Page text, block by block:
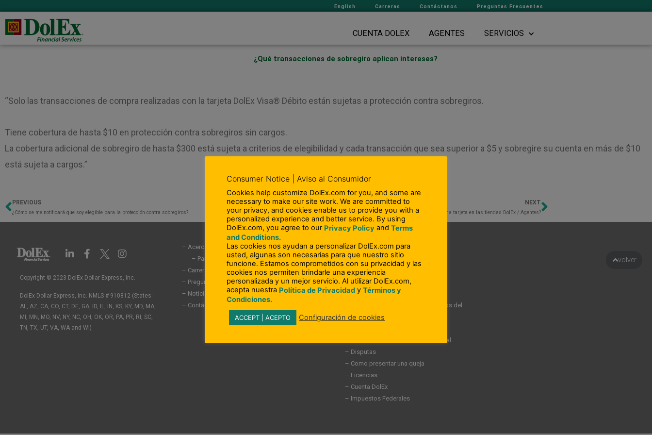
English Carreras Contáctanos Preguntas Frecuentes
CUENTA DOLEX AGENTES SERVICIOS
¿Qué transacciones de sobregiro aplican intereses?
“Solo las transacciones de compra realizadas con la tarjeta DolEx Visa® Débito están sujetas a protección contra sobregiros.
Tiene cobertura de hasta $10 en protección contra sobregiros sin cargos.
La cobertura adicional de sobregiro de hasta $300 está sujeta a criterios de elegibilidad y cada transacción que sea superior a $5 y sobregire su cuenta en más de $10
está sujeta a cargos.”
Previo
PREVIOUS
¿Cómo se me notificará que soy elegible para la protección contra sobregiros?
NEXT
¿Cuánto cuesta una tarjeta en las tiendas DolEx / Agentes?Next
L
i
k
d
i
n
-
F
a
e
o
o
k
-
I
n
t
g
r
a
Copyright © 2023 DolEx Dollar Express, Inc.
DolEx Dollar Express, Inc. NMLS # 910812 (States:
AL, AZ, CA, CO, CT, DE, GA, ID, IL, IN, KS, KY, MD, MA,
MI, MN, MO, NV, NY, NC, OH, OK, OR, PA, PR, RI, SC,
TN, TX, UT, VA, WA and WI)
– Acerca de Nosotros
– Participación en la comunidad
– Carreras
– Preguntas Frecuentes
– Noticias
– Contáctanos
– Departamento de Cumplimiento
– Terminos y Condiciones
– Política de Privacidad
– Acuerdo del Usuario
– Abuso a Ancianos
– Formulario de solicitud de derechos del
consumidor
– No Vendan mi Información Personal
– Disputas
– Como presentar una queja
– Licencias
– Cuenta DolEx
– Impuestos Federales
volver
Consumer Notice | Aviso al Consumidor
Cookies help customize DolEx.com for you, and some are
necessary to make our site work. We are committed to
your privacy, and cookies enable us to provide you with a
personalized experience and better service. By using
DolEx.com, you agree to our Privacy Policy and Terms
and Conditions.
Las cookies nos ayudan a personalizar DolEx.com para
usted, algunas son necesarias para que nuestro sitio
funcione. Estamos comprometidos con su privacidad y las
cookies nos permiten brindarle una experiencia
personalizada y un mejor servicio. Al utilizar DolEx.com,
acepta nuestra Política de Privacidad y Términos y
Condiciones.
ACCEPT | ACEPTO Configuración de cookies